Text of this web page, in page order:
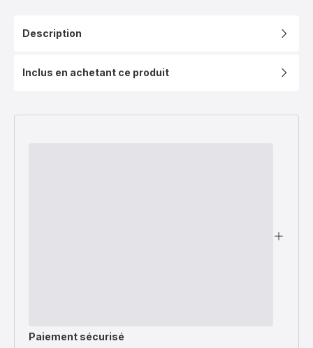
Description
Inclus en achetant ce produit
Paiement sécurisé